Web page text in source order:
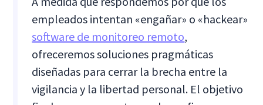
empleados intentan «engañar» o «hackear»
software de monitoreo remoto,
ofreceremos soluciones pragmáticas
diseñadas para cerrar la brecha entre la
vigilancia y la libertad personal. El objetivo